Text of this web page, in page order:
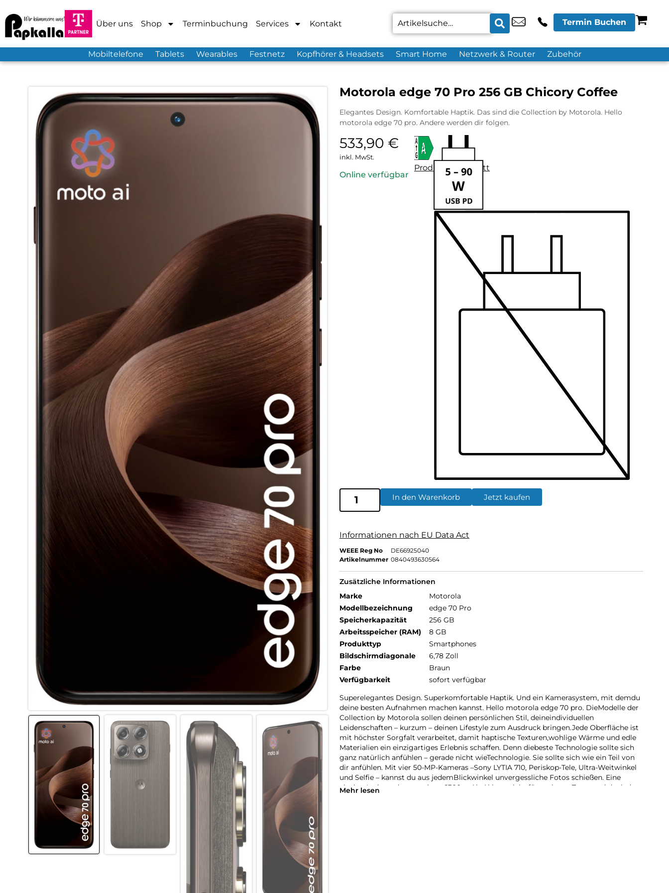
Über uns Shop Terminbuchung Services Kontakt Termin Buchen
Mobiltelefone Tablets Wearables Festnetz Kopfhörer & Headsets Smart Home Netzwerk & Router Zubehör
Motorola edge 70 Pro 256 GB Chicory Coffee
Elegantes Design. Komfortable Haptik. Das sind die Collection by Motorola. Hello
motorola edge 70 pro. Andere werden dir folgen.
533,90 €
inkl. MwSt.
Online verfügbar
Produktdatenblatt
In den Warenkorb Jetzt kaufen
Informationen nach EU Data Act
WEEE Reg No
DE66925040
Artikelnummer 0840493630564
Zusätzliche Informationen
Marke
Motorola
Modellbezeichnung
edge 70 Pro
Speicherkapazität
256 GB
Arbeitsspeicher (RAM)
8 GB
Produkttyp
Smartphones
Bildschirmdiagonale
6,78 Zoll
Farbe
Braun
Verfügbarkeit
sofort verfügbar
Superelegantes Design. Superkomfortable Haptik. Und ein Kamerasystem, mit demdu
deine besten Aufnahmen machen kannst. Hello motorola edge 70 pro. DieModelle der
Collection by Motorola sollen deinen persönlichen Stil, deineindividuellen
Leidenschaften – kurzum – deinen Lifestyle zum Ausdruck bringen.Jede Oberfläche ist
mit höchster Sorgfalt verarbeitet, damit haptische Texturen,wohlige Wärme und edle
Materialien ein einzigartiges Erlebnis schaffen. Denn diebeste Technologie sollte sich
ganz natürlich anfühlen – gerade nicht wieTechnologie. Sie sollte sich wie ein Teil von
dir anfühlen. Mit vier 50-MP-Kameras –Sony LYTIA 710, Periskop-Tele, Ultra-Weitwinkel
und Selfie – kannst du aus jedemBlickwinkel unvergessliche Fotos schießen. Eine
einzige Ladung des massiven 6300-mAh-Akkus reicht für mehrere Tage, und dank der
Mehr lesen